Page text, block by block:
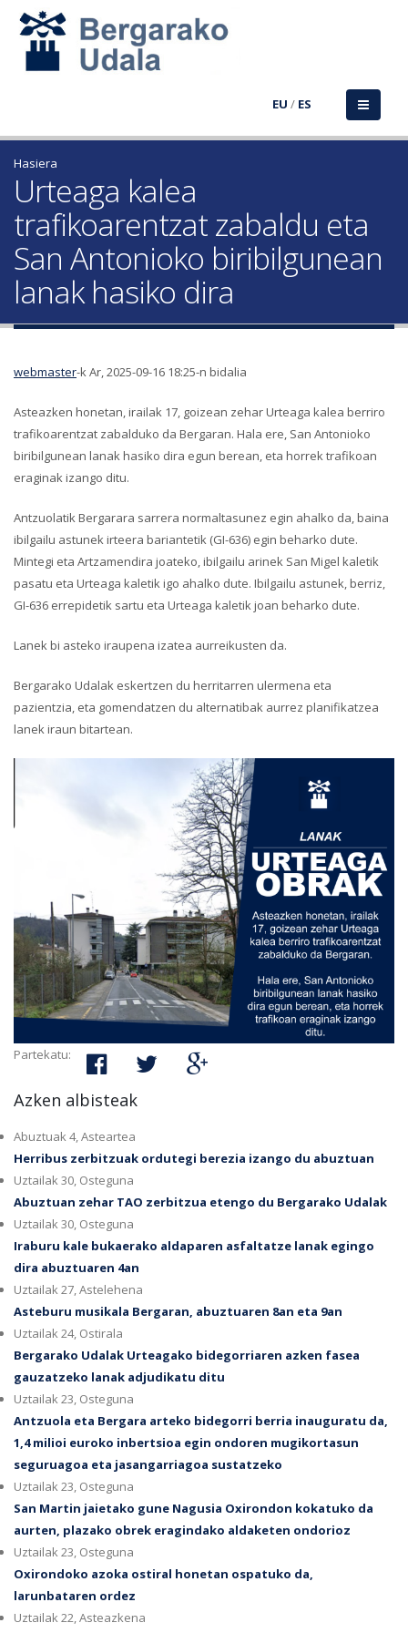
EU / ES
Hasiera
Urteaga kalea
trafikoarentzat zabaldu eta
San Antonioko biribilgunean
lanak hasiko dira
webmaster-k Ar, 2025-09-16 18:25-n bidalia
Asteazken honetan, irailak 17, goizean zehar Urteaga kalea berriro
trafikoarentzat zabalduko da Bergaran. Hala ere, San Antonioko
biribilgunean lanak hasiko dira egun berean, eta horrek trafikoan
eraginak izango ditu.
Antzuolatik Bergarara sarrera normaltasunez egin ahalko da, baina
ibilgailu astunek irteera bariantetik (GI-636) egin beharko dute.
Mintegi eta Artzamendira joateko, ibilgailu arinek San Migel kaletik
pasatu eta Urteaga kaletik igo ahalko dute. Ibilgailu astunek, berriz,
GI-636 errepidetik sartu eta Urteaga kaletik joan beharko dute.
Lanek bi asteko iraupena izatea aurreikusten da.
Bergarako Udalak eskertzen du herritarren ulermena eta
pazientzia, eta gomendatzen du alternatibak aurrez planifikatzea
lanek iraun bitartean.
Partekatu:
Azken albisteak
Abuztuak 4, Asteartea
Herribus zerbitzuak ordutegi berezia izango du abuztuan
Uztailak 30, Osteguna
Abuztuan zehar TAO zerbitzua etengo du Bergarako Udalak
Uztailak 30, Osteguna
Iraburu kale bukaerako aldaparen asfaltatze lanak egingo
dira abuztuaren 4an
Uztailak 27, Astelehena
Asteburu musikala Bergaran, abuztuaren 8an eta 9an
Uztailak 24, Ostirala
Bergarako Udalak Urteagako bidegorriaren azken fasea
gauzatzeko lanak adjudikatu ditu
Uztailak 23, Osteguna
Antzuola eta Bergara arteko bidegorri berria inauguratu da,
1,4 milioi euroko inbertsioa egin ondoren mugikortasun
seguruagoa eta jasangarriagoa sustatzeko
Uztailak 23, Osteguna
San Martin jaietako gune Nagusia Oxirondon kokatuko da
aurten, plazako obrek eragindako aldaketen ondorioz
Uztailak 23, Osteguna
Oxirondoko azoka ostiral honetan ospatuko da,
larunbataren ordez
Uztailak 22, Asteazkena